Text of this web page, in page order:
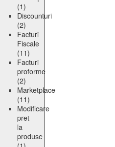
(1)
Discounturi
(2)
Facturi
Fiscale
(11)
Facturi
proforme
(2)
Marketplace
(11)
Modificare
pret
la
produse